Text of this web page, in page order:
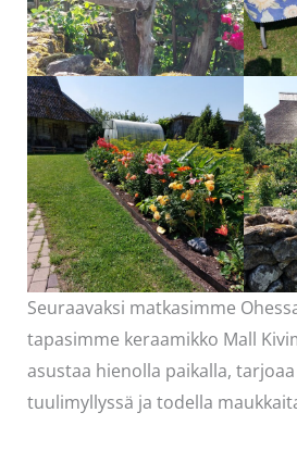
Seuraavaksi matkasimme
tapasimme keraamikko Mall
asustaa hienolla paikalla,
tuulimyllyssä ja todella